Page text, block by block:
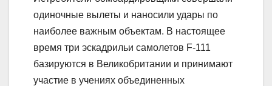
одиночные вылеты и наносили удары по
наиболее важным объектам. В настоящее
время три эскадрильи самолетов F-111
базируются в Великобритании и принимают
участие в учениях объединенных